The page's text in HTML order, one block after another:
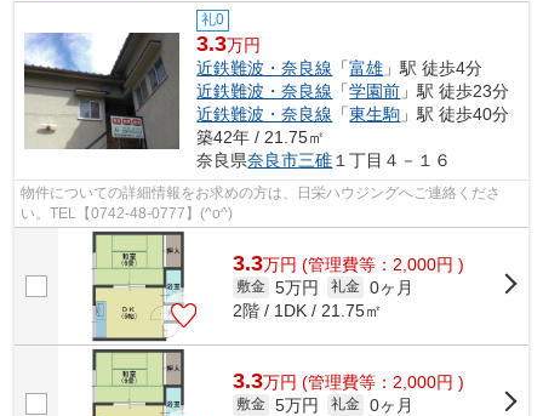
礼0
3.3万円
近鉄難波・奈良線 「富雄 」駅 徒歩4分
近鉄難波・奈良線 「学園前 」駅 徒歩23分
近鉄難波・奈良線 「東生駒 」駅 徒歩40分
築42年 / 21.75㎡
奈良県奈良市三碓 １丁目４－１６
物件についての詳細情報をお求めの方は、日栄ハウジングへご連絡くださ
い。TEL【0742-48-0777】(^o^)
3.3万円 (管理費等：2,000円 )
敷金 5万円 礼金 0ヶ月
2階 / 1DK / 21.75㎡
3.3万円 (管理費等：2,000円 )
敷金 5万円 礼金 0ヶ月